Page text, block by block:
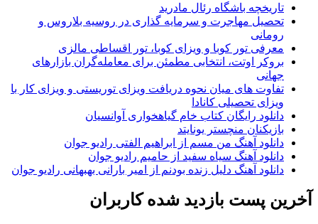
تاریخچه باشگاه رئال مادرید
تحصیل مهاجرت و سرمایه گذاری در روسیه بلاروس و
رومانی
معرفی تور کوبا و ویزای کوبا، تور اقساطی مالزی
بروکر اوتت، انتخابی مطمئن برای معامله‌گران بازارهای
جهانی
تفاوت های میان نحوه دریافت ویزای توریستی و ویزای کار با
ویزای تحصیلی کانادا
دانلود رایگان کتاب خام گیاهخواری آوانسیان
بازیکنان منچستر یونایتد
دانلود آهنگ من مسم از ابراهیم الفتی رادیو جوان
دانلود آهنگ سیاه سفید از حامیم رادیو جوان
دانلود آهنگ دلیل زنده بودنم از امیر بارانی بهبهانی رادیو جوان
آخرین پست بازدید شده کاربران